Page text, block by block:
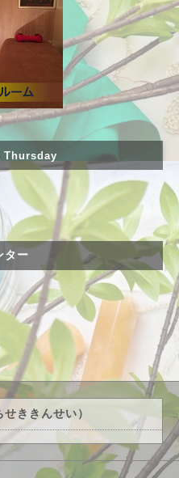
Thursday
ター
ききんせい）